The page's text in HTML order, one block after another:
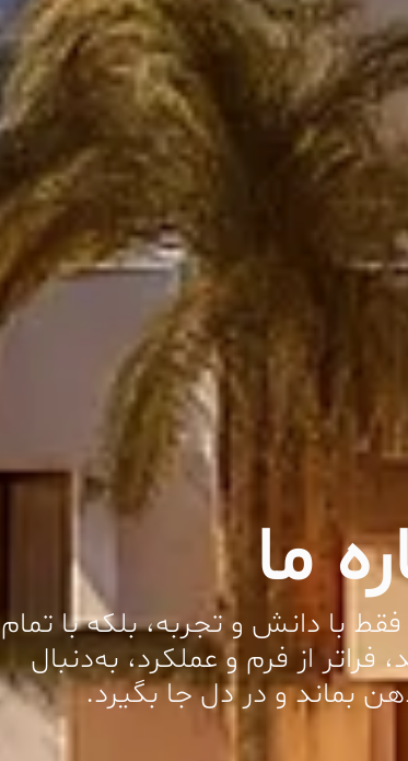
ما
با دانش و تجربه، بلکه با تمام
از فرم و عملکرد، به‌دنبال
بماند و در دل جا بگیرد.